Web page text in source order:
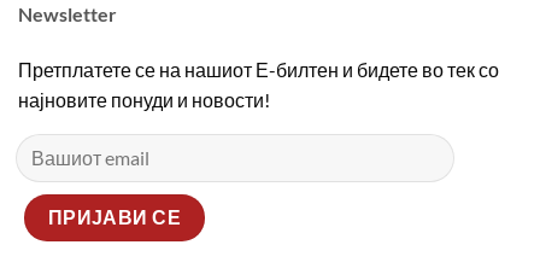
Newsletter
Претплатете се на нашиот Е-билтен и бидете во тек со
најновите понуди и новости!